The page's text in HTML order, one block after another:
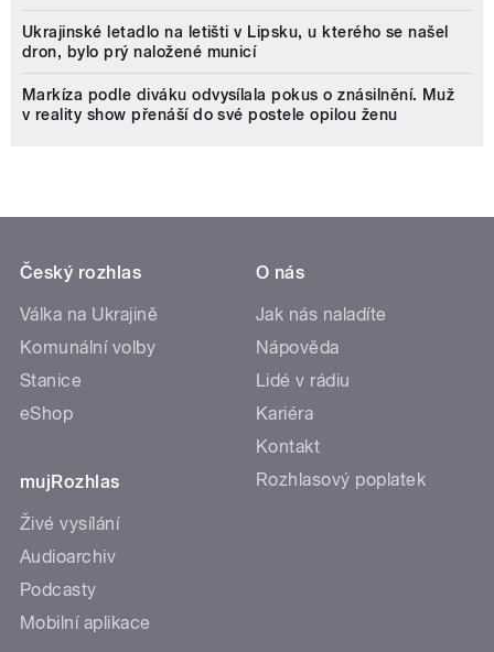
Ukrajinské letadlo na letišti v Lipsku, u kterého se našel
dron, bylo prý naložené municí
Markíza podle diváku odvysílala pokus o znásilnění. Muž
v reality show přenáší do své postele opilou ženu
Český rozhlas
Válka na Ukrajině
Komunální volby
Stanice
eShop
mujRozhlas
Živé vysílání
Audioarchiv
Podcasty
Mobilní aplikace
O nás
Jak nás naladíte
Nápověda
Lidé v rádiu
Kariéra
Kontakt
Rozhlasový poplatek